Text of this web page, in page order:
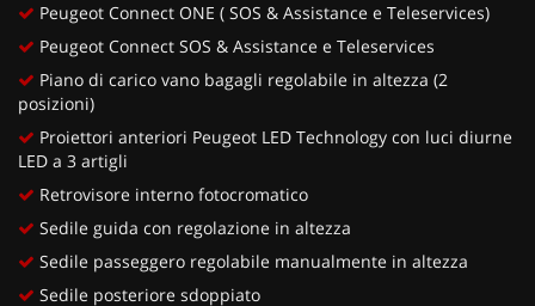
Peugeot Connect ONE ( SOS & Assistance e Teleservices)
Peugeot Connect SOS & Assistance e Teleservices
Piano di carico vano bagagli regolabile in altezza (2
posizioni)
Proiettori anteriori Peugeot LED Technology con luci diurne
LED a 3 artigli
Retrovisore interno fotocromatico
Sedile guida con regolazione in altezza
Sedile passeggero regolabile manualmente in altezza
Sedile posteriore sdoppiato